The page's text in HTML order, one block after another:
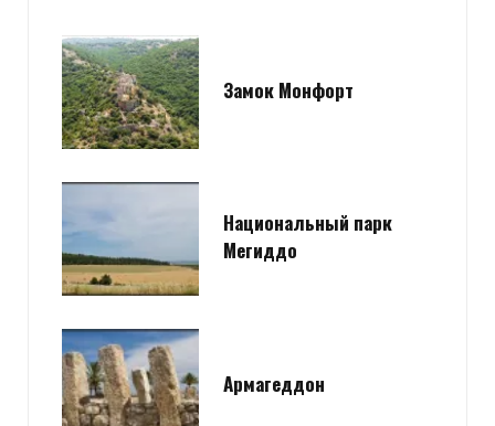
Замок Монфорт
Национальный парк
Мегиддо
Армагеддон